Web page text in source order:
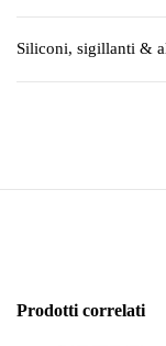
Siliconi, sigillanti &
Prodotti correlati